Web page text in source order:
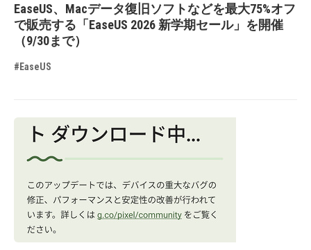
EaseUS、Macデータ復旧ソフトなどを最大75%オフ
で販売する「EaseUS 2026 新学期セール」を開催
（9/30まで）
#EaseUS